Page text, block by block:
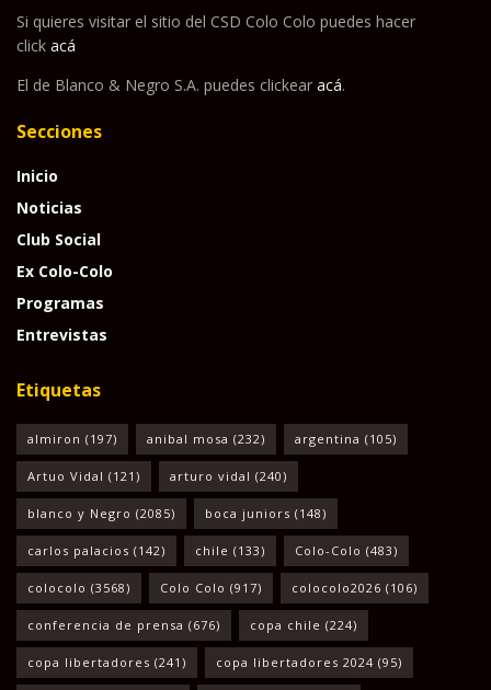
Si quieres visitar el sitio del CSD Colo Colo puedes hacer
click acá
El de Blanco & Negro S.A. puedes clickear acá.
Secciones
Inicio
Noticias
Club Social
Ex Colo-Colo
Programas
Entrevistas
Etiquetas
almiron (197) anibal mosa (232) argentina (105)
Artuo Vidal (121) arturo vidal (240)
blanco y Negro (2085) boca juniors (148)
carlos palacios (142) chile (133) Colo-Colo (483)
colocolo (3568) Colo Colo (917) colocolo2026 (106)
conferencia de prensa (676) copa chile (224)
copa libertadores (241) copa libertadores 2024 (95)